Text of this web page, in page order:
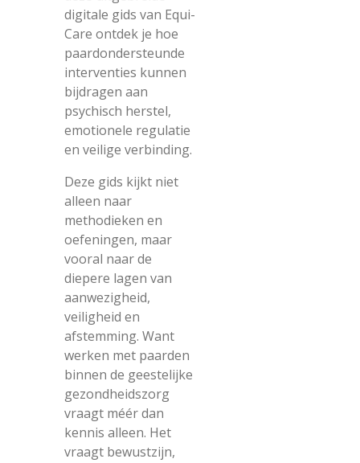
digitale gids van Equi-
Care ontdek je hoe
paardondersteunde
interventies kunnen
bijdragen aan
psychisch herstel,
emotionele regulatie
en veilige verbinding.
Deze gids kijkt niet
alleen naar
methodieken en
oefeningen, maar
vooral naar de
diepere lagen van
aanwezigheid,
veiligheid en
afstemming. Want
werken met paarden
binnen de geestelijke
gezondheidszorg
vraagt méér dan
kennis alleen. Het
vraagt bewustzijn,